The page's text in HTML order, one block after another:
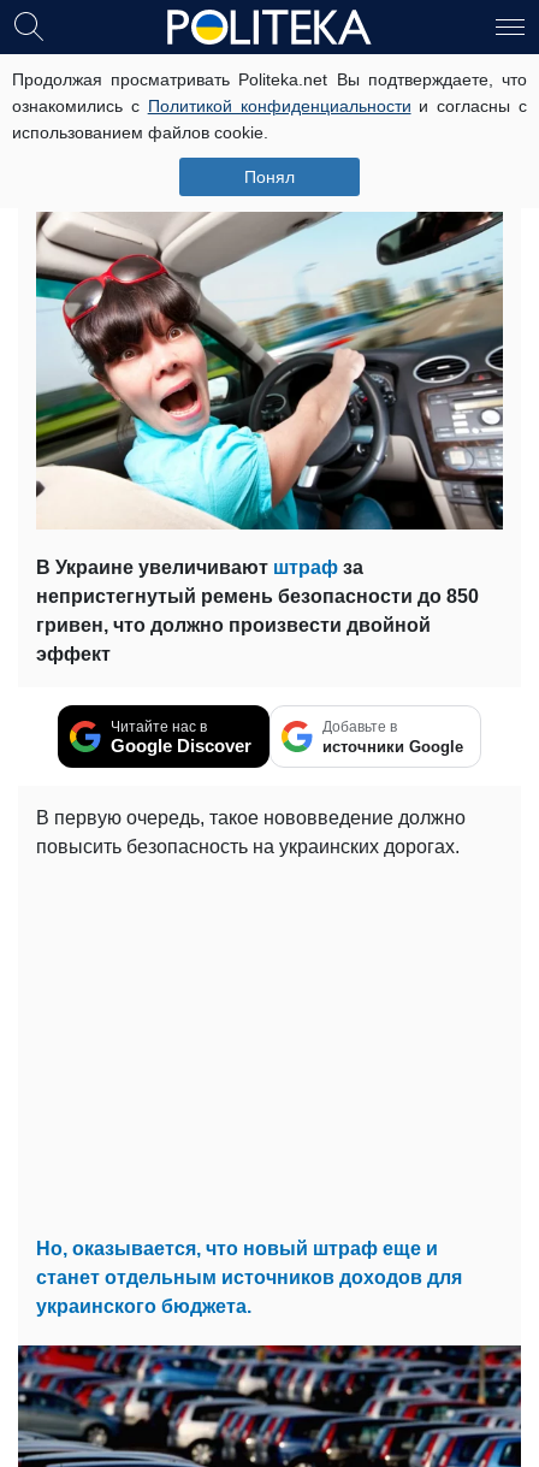
Продолжая просматривать Politeka.net Вы подтверждаете, что
ознакомились с Политикой конфиденциальности и согласны с
использованием файлов cookie.
Понял
Водителей запугивают новыми
штрафами: за что придется платить
космические суммы
В Украине увеличивают штраф за
непристегнутый ремень безопасности до 850
гривен, что должно произвести двойной
эффект
Читайте нас в
Google Discover
Добавьте в
источники Google
В первую очередь, такое нововведение должно
повысить безопасность на украинских дорогах.
Но, оказывается, что новый штраф еще и
станет отдельным источников доходов для
украинского бюджета.